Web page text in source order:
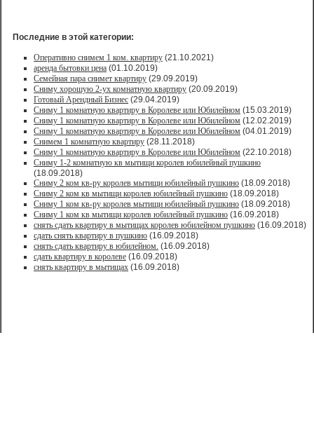
Последние в этой категории:
Оперативно снимем 1 ком. квартиру (21.10.2021)
аренда бытовки цена (01.10.2019)
Семейная пара снимет квартиру (29.09.2019)
Сниму хорошую 2-ух комнатную квартиру (20.09.2019)
Готовый Арендный Бизнес (29.04.2019)
Сниму 1 комнатную квартиру в Королеве или Юбилейном (15.03.2019)
Сниму 1 комнатную квартиру в Королеве или Юбилейном (12.02.2019)
Сниму 1 комнатную квартиру в Королеве или Юбилейном (04.01.2019)
Снимем 1 комнатную квартиру (28.11.2018)
Сниму 1 комнатную квартиру в Королеве или Юбилейном (22.10.2018)
Сниму 1-2 комнатную кв мытищи королев юбилейный пушкино
(18.09.2018)
Сниму 2 ком кв-ру королев мытищи юбилейный пушкино (18.09.2018)
Сниму 2 ком кв мытищи королев юбилейный пушкино (18.09.2018)
Сниму 1 ком кв-ру королев мытищи юбилейный пушкино (18.09.2018)
Сниму 1 ком кв мытищи королев юбилейный пушкино (16.09.2018)
снять сдать квартиру в мытищах королев юбилейном пушкино (16.09.2018)
сдать снять квартиру в пушкино (16.09.2018)
снять сдать квартиру в юбилейном. (16.09.2018)
сдать квартиру в королеве (16.09.2018)
снять квартиру в мытищах (16.09.2018)